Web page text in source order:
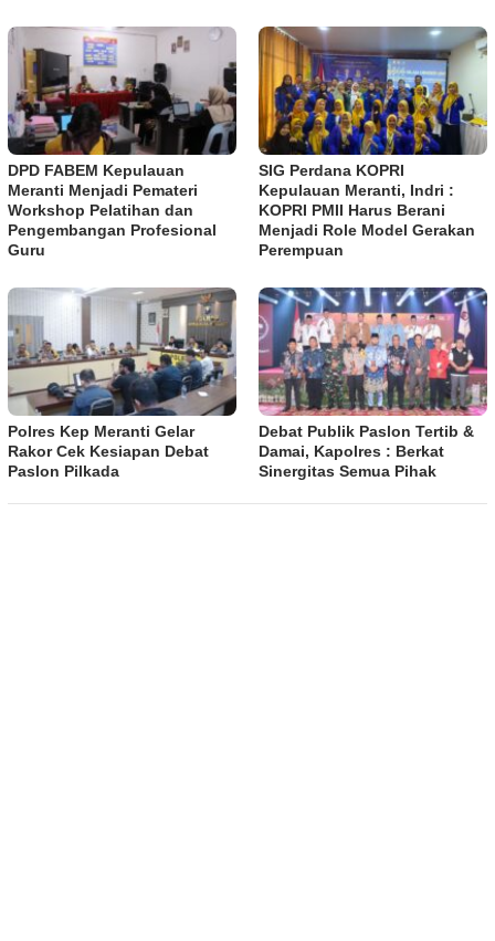
DPD FABEM Kepulauan
Meranti Menjadi Pemateri
Workshop Pelatihan dan
Pengembangan Profesional
Guru
SIG Perdana KOPRI
Kepulauan Meranti, Indri :
KOPRI PMII Harus Berani
Menjadi Role Model Gerakan
Perempuan
Polres Kep Meranti Gelar
Rakor Cek Kesiapan Debat
Paslon Pilkada
Debat Publik Paslon Tertib &
Damai, Kapolres : Berkat
Sinergitas Semua Pihak